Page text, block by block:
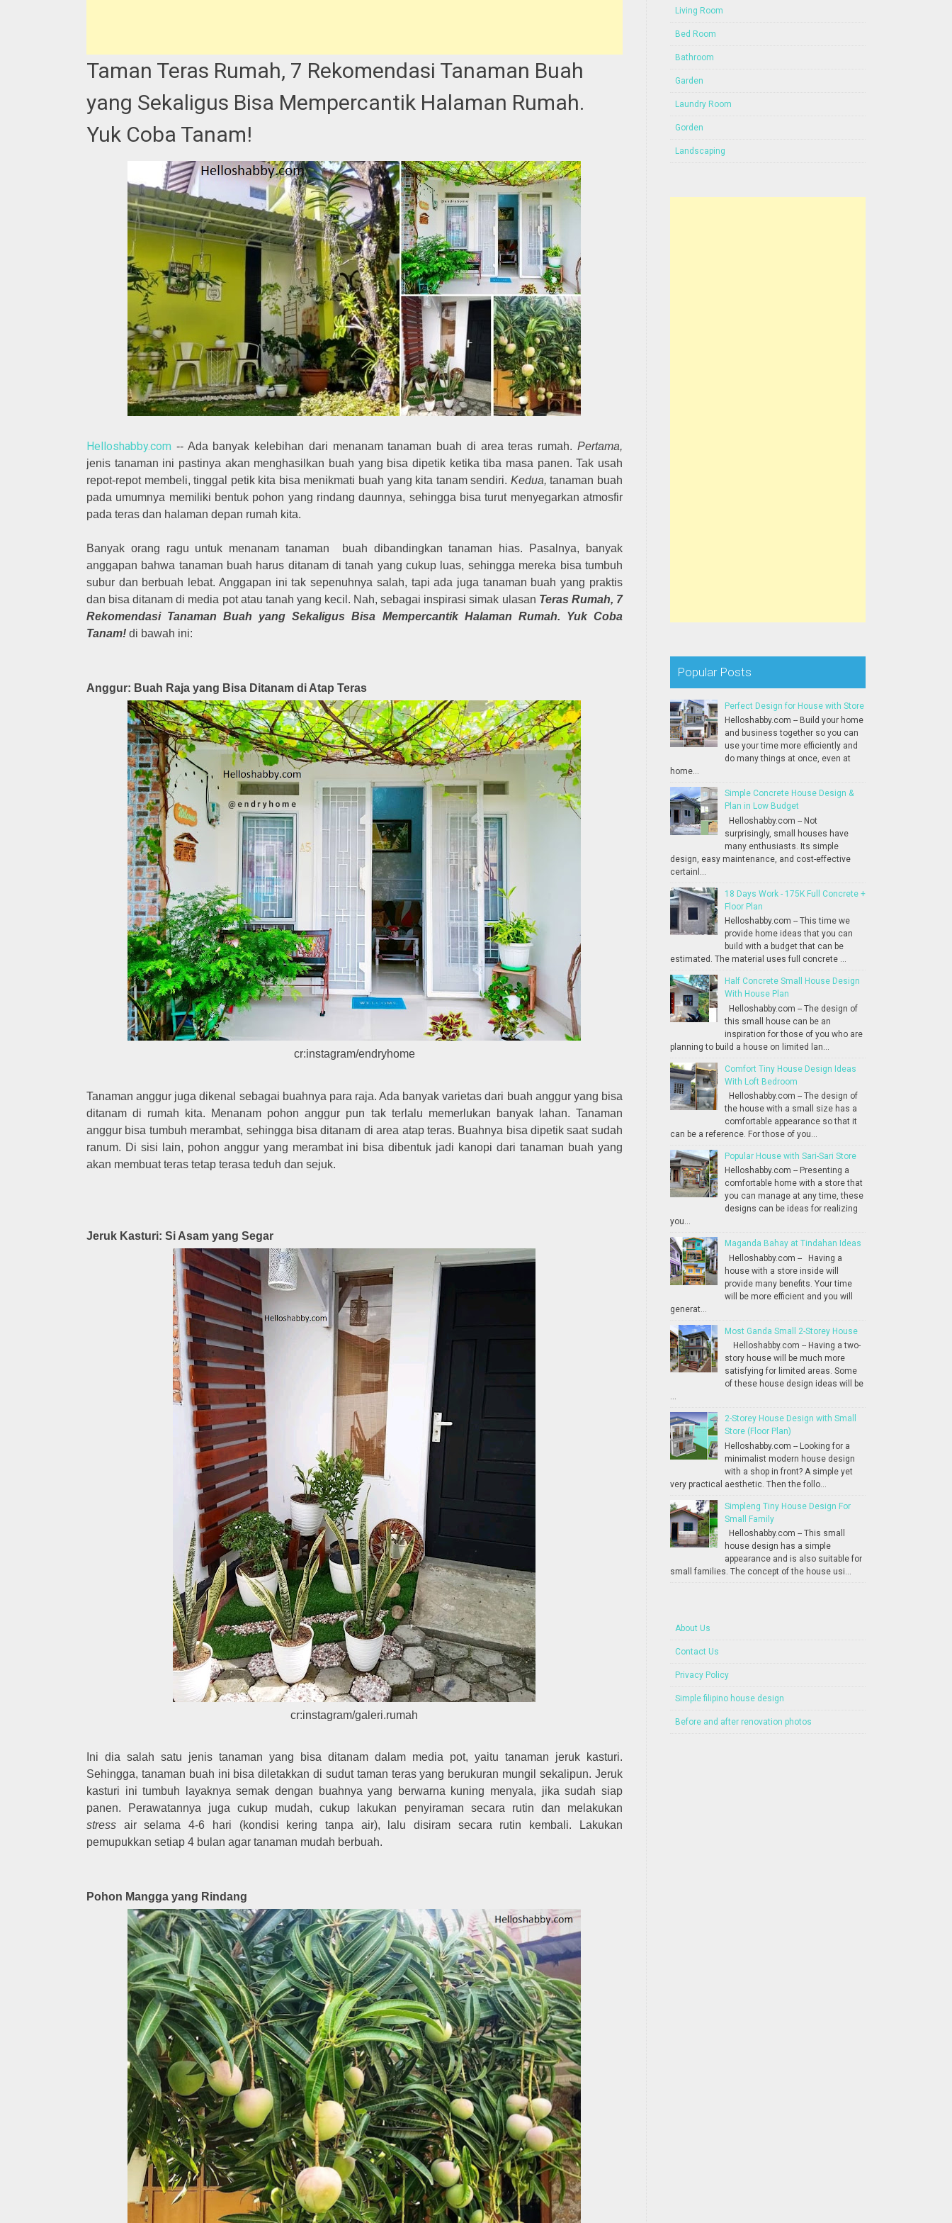
Taman Teras Rumah, 7 Rekomendasi Tanaman Buah
yang Sekaligus Bisa Mempercantik Halaman Rumah.
Yuk Coba Tanam!
Helloshabby.com -- Ada banyak kelebihan dari menanam tanaman buah di area teras rumah. Pertama,
jenis tanaman ini pastinya akan menghasilkan buah yang bisa dipetik ketika tiba masa panen. Tak usah
repot-repot membeli, tinggal petik kita bisa menikmati buah yang kita tanam sendiri. Kedua,tanaman buah
pada umumnya memiliki bentuk pohon yang rindang daunnya, sehingga bisa turut menyegarkan atmosfir
pada teras dan halaman depan rumah kita.
Banyak orang ragu untuk menanam tanaman buah dibandingkan tanaman hias. Pasalnya, banyak
anggapan bahwa tanaman buah harus ditanam di tanah yang cukup luas, sehingga mereka bisa tumbuh
subur dan berbuah lebat. Anggapan ini tak sepenuhnya salah, tapi ada juga tanaman buah yang praktis
dan bisa ditanam di media pot atau tanah yang kecil. Nah, sebagai inspirasi simak ulasan Teras Rumah, 7
Rekomendasi Tanaman Buah yang Sekaligus Bisa Mempercantik Halaman Rumah. Yuk Coba
Tanam! di bawah ini:
Anggur: Buah Raja yang Bisa Ditanam di Atap Teras
cr:instagram/endryhome
Tanaman anggur juga dikenal sebagai buahnya para raja. Ada banyak varietas dari buah anggur yang bisa
ditanam di rumah kita. Menanam pohon anggur pun tak terlalu memerlukan banyak lahan. Tanaman
anggur bisa tumbuh merambat, sehingga bisa ditanam di area atap teras. Buahnya bisa dipetik saat sudah
ranum. Di sisi lain, pohon anggur yang merambat ini bisa dibentuk jadi kanopi dari tanaman buah yang
akan membuat teras tetap terasa teduh dan sejuk.
Jeruk Kasturi: Si Asam yang Segar
cr:instagram/galeri.rumah
Ini dia salah satu jenis tanaman yang bisa ditanam dalam media pot, yaitu tanaman jeruk kasturi.
Sehingga, tanaman buah ini bisa diletakkan di sudut taman teras yang berukuran mungil sekalipun. Jeruk
kasturi ini tumbuh layaknya semak dengan buahnya yang berwarna kuning menyala, jika sudah siap
panen. Perawatannya juga cukup mudah, cukup lakukan penyiraman secara rutin dan melakukan
stress air selama 4-6 hari (kondisi kering tanpa air), lalu disiram secara rutin kembali. Lakukan
pemupukkan setiap 4 bulan agar tanaman mudah berbuah.
Pohon Mangga yang Rindang
Living Room
Bed Room
Bathroom
Garden
Laundry Room
Gorden
Landscaping
Popular Posts
Perfect Design for House with Store
Helloshabby.com -- Build your home
and business together so you can
use your time more efficiently and
do many things at once, even at
home...
Simple Concrete House Design &
Plan in Low Budget
Helloshabby.com -- Not
surprisingly, small houses have
many enthusiasts. Its simple
design, easy maintenance, and cost-effective
certainl...
18 Days Work - 175K Full Concrete +
Floor Plan
Helloshabby.com -- This time we
provide home ideas that you can
build with a budget that can be
estimated. The material uses full concrete ...
Half Concrete Small House Design
With House Plan
Helloshabby.com -- The design of
this small house can be an
inspiration for those of you who are
planning to build a house on limited lan...
Comfort Tiny House Design Ideas
With Loft Bedroom
Helloshabby.com -- The design of
the house with a small size has a
comfortable appearance so that it
can be a reference. For those of you...
Popular House with Sari-Sari Store
Helloshabby.com -- Presenting a
comfortable home with a store that
you can manage at any time, these
designs can be ideas for realizing
you...
Maganda Bahay at Tindahan Ideas
Helloshabby.com -- Having a
house with a store inside will
provide many benefits. Your time
will be more efficient and you will
generat...
Most Ganda Small 2-Storey House
Helloshabby.com -- Having a two-
story house will be much more
satisfying for limited areas. Some
of these house design ideas will be
...
2-Storey House Design with Small
Store (Floor Plan)
Helloshabby.com -- Looking for a
minimalist modern house design
with a shop in front? A simple yet
very practical aesthetic. Then the follo...
Simpleng Tiny House Design For
Small Family
Helloshabby.com -- This small
house design has a simple
appearance and is also suitable for
small families. The concept of the house usi...
About Us
Contact Us
Privacy Policy
Simple filipino house design
Before and after renovation photos